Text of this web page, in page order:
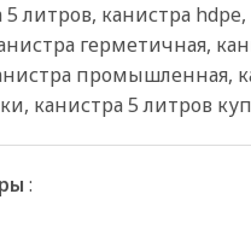
5 литров, канистра
герметичная,
промышленная,
канистра 5 литров
: